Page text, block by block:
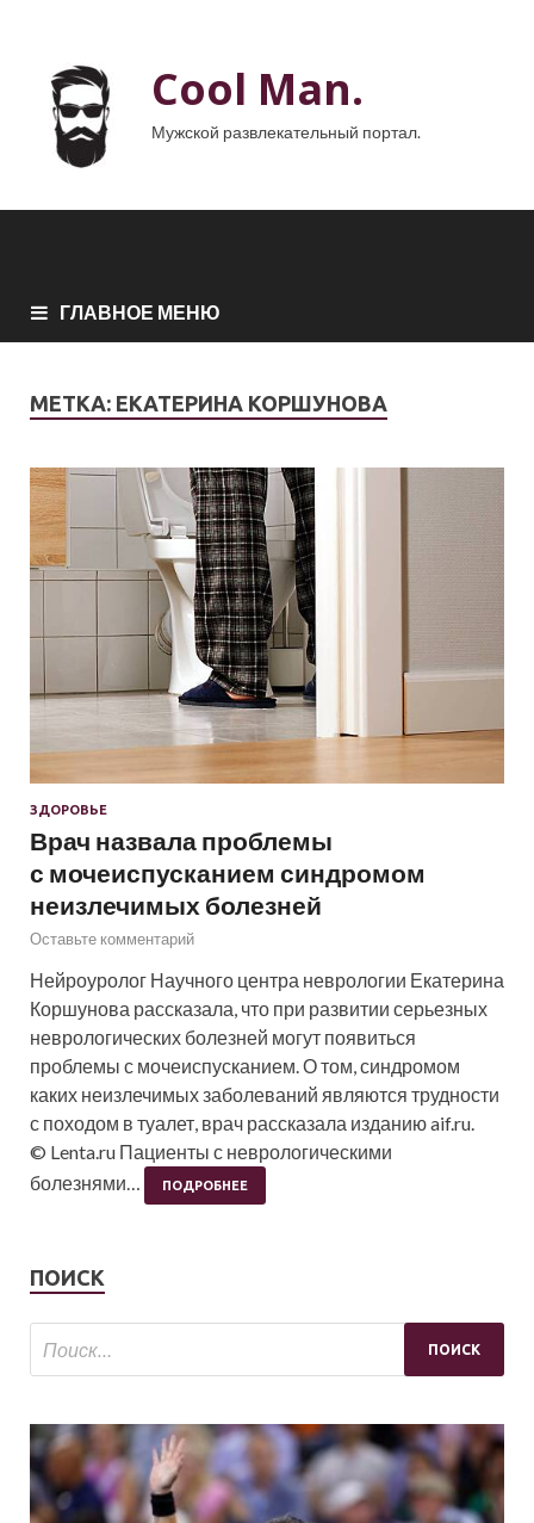
Cool Man.
Мужской развлекательный портал.
ГЛАВНОЕ МЕНЮ
МЕТКА: ЕКАТЕРИНА КОРШУНОВА
ЗДОРОВЬЕ
Врач назвала проблемы
с мочеиспусканием синдромом
неизлечимых болезней
Оставьте комментарий
Нейроуролог Научного центра неврологии Екатерина
Коршунова рассказала, что при развитии серьезных
неврологических болезней могут появиться
проблемы с мочеиспусканием. О том, синдромом
каких неизлечимых заболеваний являются трудности
с походом в туалет, врач рассказала изданию aif.ru.
© Lenta.ru Пациенты с неврологическими
болезнями…
ПОДРОБНЕЕ
ПОИСК